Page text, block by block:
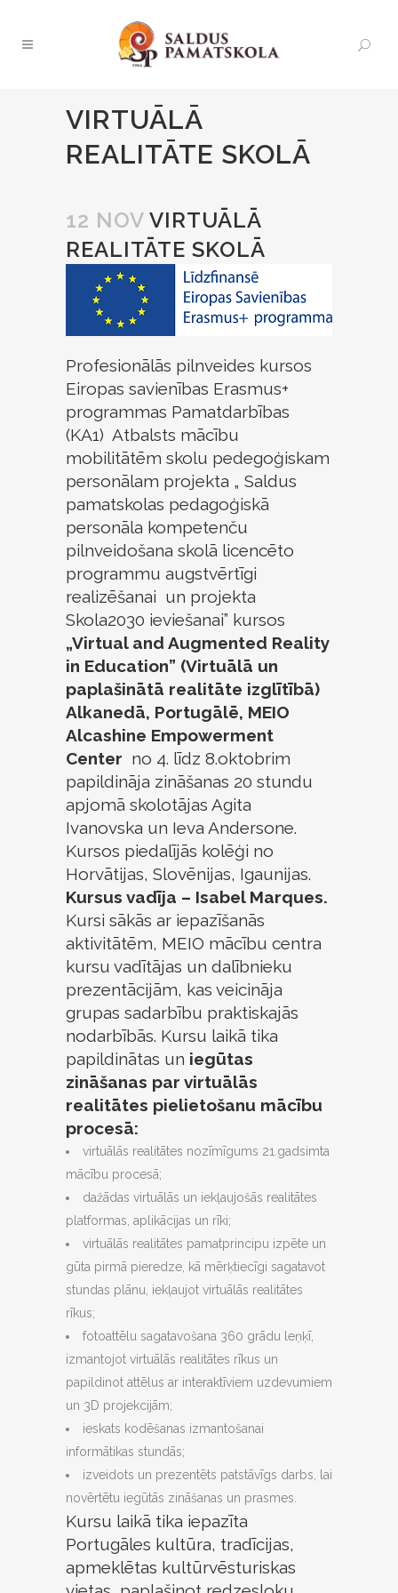
VIRTUĀLĀ
REALITĀTE SKOLĀ
12 NOV VIRTUĀLĀ
REALITĀTE SKOLĀ
Profesionālās pilnveides kursos
Eiropas savienības Erasmus+
programmas Pamatdarbības
(KA1) Atbalsts mācību
mobilitātēm skolu pedegoģiskam
personālam projekta „ Saldus
pamatskolas pedagoģiskā
personāla kompetenču
pilnveidošana skolā licencēto
programmu augstvērtīgi
realizēšanai un projekta
Skola2030 ieviešanai” kursos
„Virtual and Augmented Reality
in Education” (Virtuālā un
paplašinātā realitāte izglītībā)
Alkanedā, Portugālē, MEIO
Alcashine Empowerment
Center no 4. līdz 8.oktobrim
papildināja zināšanas 20 stundu
apjomā skolotājas Agita
Ivanovska un Ieva Andersone.
Kursos piedalījās kolēģi no
Horvātijas, Slovēnijas, Igaunijas.
Kursus vadīja – Isabel Marques.
Kursi sākās ar iepazīšanās
aktivitātēm, MEIO mācību centra
kursu vadītājas un dalībnieku
prezentācijām, kas veicināja
grupas sadarbību praktiskajās
nodarbībās. Kursu laikā tika
papildinātas un iegūtas
zināšanas par virtuālās
realitātes pielietošanu mācību
procesā:
virtuālās realitātes nozīmīgums 21.gadsimta
mācību procesā;
dažādas virtuālās un iekļaujošās realitātes
platformas, aplikācijas un rīki;
virtuālās realitātes pamatprincipu izpēte un
gūta pirmā pieredze, kā mērķtiecīgi sagatavot
stundas plānu, iekļaujot virtuālās realitātes
rīkus;
fotoattēlu sagatavošana 360 grādu leņķī,
izmantojot virtuālās realitātes rīkus un
papildinot attēlus ar interaktīviem uzdevumiem
un 3D projekcijām;
ieskats kodēšanas izmantošanai
informātikas stundās;
izveidots un prezentēts patstāvīgs darbs, lai
novērtētu iegūtās zināšanas un prasmes.
Kursu laikā tika iepazīta
Portugāles kultūra, tradīcijas,
apmeklētas kultūrvēsturiskas